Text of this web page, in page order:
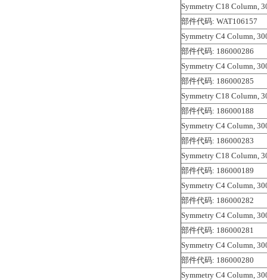
Symmetry C18 Column,
部件代码: WAT106157
Symmetry C4 Column,
部件代码: 186000286
Symmetry C4 Column,
部件代码: 186000285
Symmetry C18 Column,
部件代码: 186000188
Symmetry C4 Column,
部件代码: 186000283
Symmetry C18 Column,
部件代码: 186000189
Symmetry C4 Column,
部件代码: 186000282
Symmetry C4 Column,
部件代码: 186000281
Symmetry C4 Column,
部件代码: 186000280
Symmetry C4 Column,